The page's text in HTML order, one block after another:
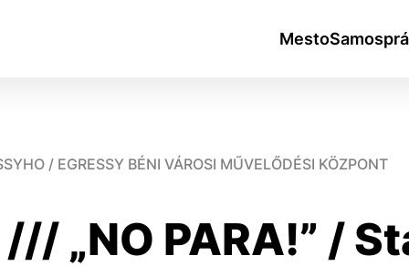
Mesto
/ EGRESSY BÉNI VÁROSI MŰVELŐDÉSI KÖZPONT
„NO PARA!” /